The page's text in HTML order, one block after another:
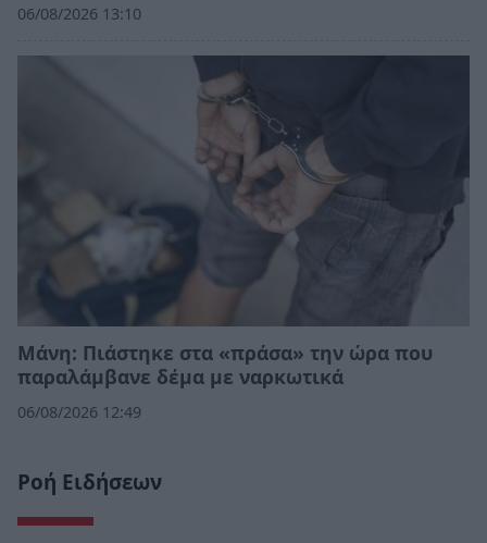
06/08/2026 13:10
Μάνη: Πιάστηκε στα «πράσα» την ώρα που
παραλάμβανε δέμα με ναρκωτικά
06/08/2026 12:49
Ροή Ειδήσεων